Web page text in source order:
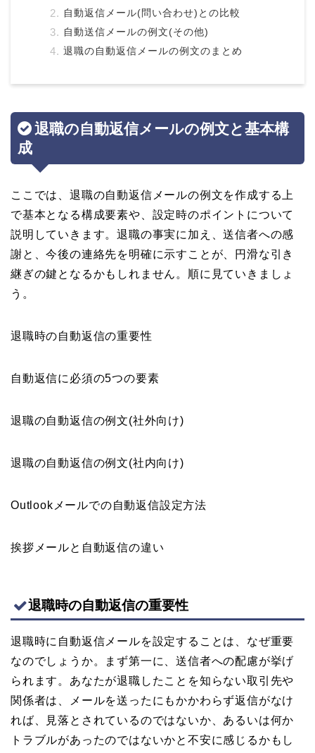
自動返信メール(問い合わせ)との比較
自動送信メールの例文(その他)
退職の自動返信メールの例文のまとめ
退職の自動返信メールの例文と基本構
成
ここでは、退職の自動返信メールの例文を作成する上
で基本となる構成要素や、設定時のポイントについて
説明していきます。退職の事実に加え、送信者への感
謝と、今後の連絡先を明確に示すことが、円滑な引き
継ぎの鍵となるかもしれません。順に見ていきましょ
う。
退職時の自動返信の重要性
自動返信に必須の5つの要素
退職の自動返信の例文(社外向け)
退職の自動返信の例文(社内向け)
Outlookメールでの自動返信設定方法
挨拶メールと自動返信の違い
退職時の自動返信の重要性
退職時に自動返信メールを設定することは、なぜ重要
なのでしょうか。まず第一に、送信者への配慮が挙げ
られます。あなたが退職したことを知らない取引先や
関係者は、メールを送ったにもかかわらず返信がなけ
れば、見落とされているのではないか、あるいは何か
トラブルがあったのではないかと不安に感じるかもし